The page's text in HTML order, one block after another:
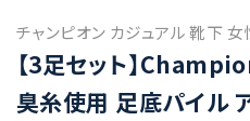
チャンピオン カジュアル 靴下
【3足セット】
臭糸使用 足底パイル